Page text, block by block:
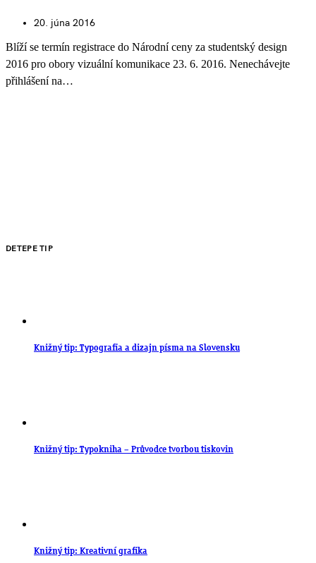
20. júna 2016
Blíží se termín registrace do Národní ceny za studentský design
2016 pro obory vizuální komunikace 23. 6. 2016. Nenechávejte
přihlášení na…
DETEPE TIP
Knižný tip: Typografia a dizajn písma na Slovensku
Knižný tip: Typokniha – Průvodce tvorbou tiskovin
Knižný tip: Kreativní grafika